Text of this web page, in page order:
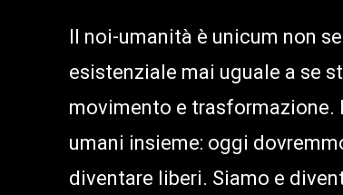
Il noi-umanità è unicum non
esistenziale mai uguale a se
movimento e trasformazione.
umani insieme: oggi
diventare liberi. Siamo e